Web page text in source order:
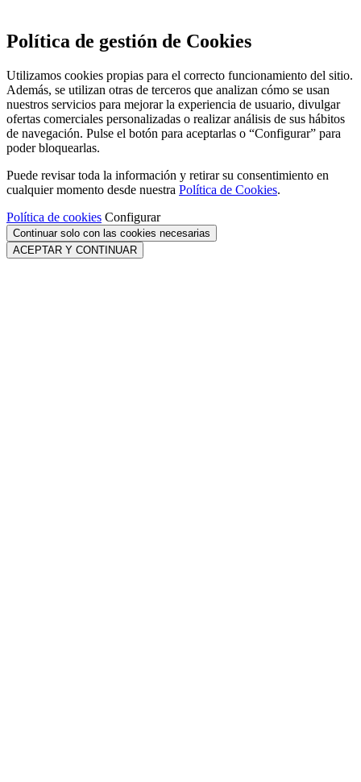
Política de gestión de Cookies
Utilizamos cookies propias para el correcto funcionamiento del sitio.
Además, se utilizan otras de terceros que analizan cómo se usan
nuestros servicios para mejorar la experiencia de usuario, divulgar
ofertas comerciales personalizadas o realizar análisis de sus hábitos
de navegación. Pulse el botón para aceptarlas o “Configurar” para
poder bloquearlas.
Puede revisar toda la información y retirar su consentimiento en
cualquier momento desde nuestra Política de Cookies.
Política de cookies Configurar
Continuar solo con las cookies necesarias
ACEPTAR Y CONTINUAR